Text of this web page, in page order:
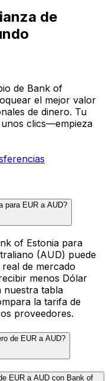
de
de Bank of
el mejor valor
de dinero. Tu
clics—empieza
para EUR a AUD?
of Estonia para
(AUD) puede
de mercado
menos Dólar
nuestra tabla
la tarifa de
proveedores.
de EUR a AUD?
EUR a AUD con Bank of